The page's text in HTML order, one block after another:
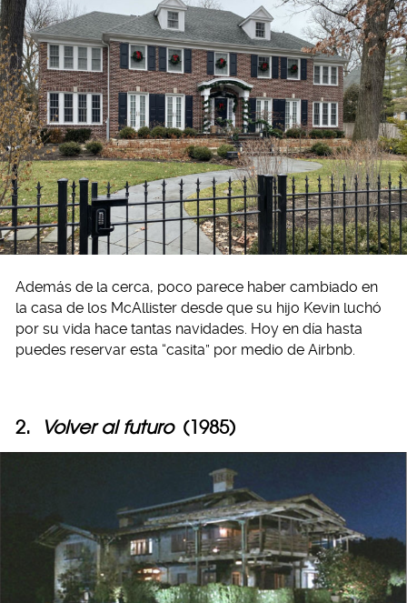
Además de la cerca, poco parece haber cambiado en
la casa de los McAllister desde que su hijo Kevin luchó
por su vida hace tantas navidades. Hoy en día hasta
puedes reservar esta “casita” por medio de Airbnb.
2. Volver al futuro (1985)